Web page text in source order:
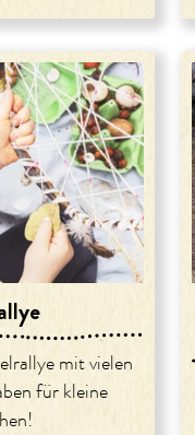
mit vielen
für kleine